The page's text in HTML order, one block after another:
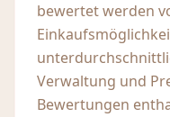
bewertet werden
Verwaltung und
Bewertungen